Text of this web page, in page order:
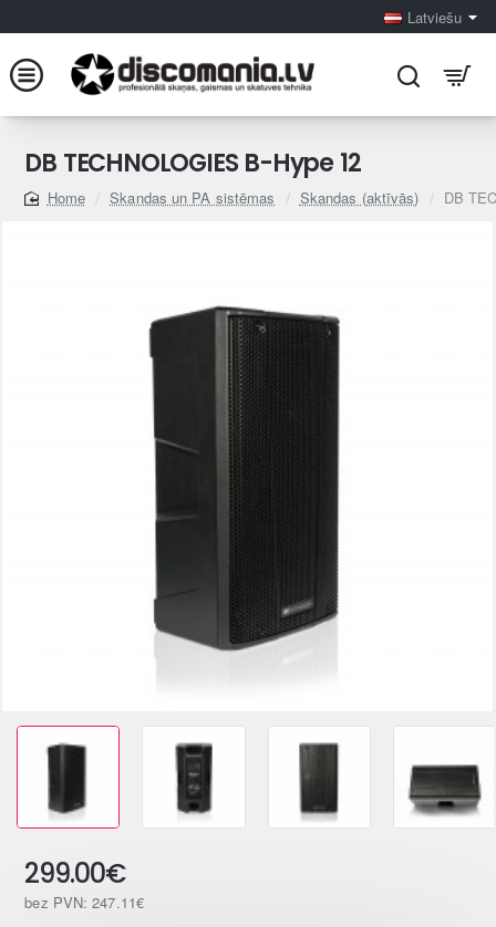
Latviešu
DB TECHNOLOGIES B-Hype 12
home
Skandas un PA sistēmas Skandas (aktīvās) DB
299.00€
bez PVN: 247.11€